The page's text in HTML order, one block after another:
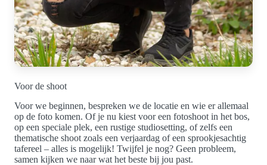
Voor de shoot
Voor we beginnen, bespreken we de locatie en wie er allemaal
op de foto komen. Of je nu kiest voor een fotoshoot in het bos,
op een speciale plek, een rustige studiosetting, of zelfs een
thematische shoot zoals een verjaardag of een sprookjesachtig
tafereel – alles is mogelijk! Twijfel je nog? Geen probleem,
samen kijken we naar wat het beste bij jou past.